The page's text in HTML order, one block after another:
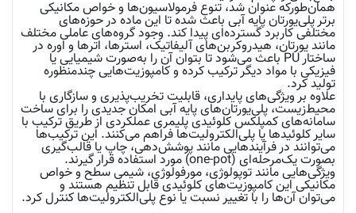
همان‌طورکه عنوان شد، تنوع فرمولاسیون‌ها و خواص مکانیکی
برتر پلی‌یورتان پایه آبی باعث شده تا این ماده در حوزه‌های
مختلفی کاربرد گسترده‌ای پیدا کند. وجود گروه‌های عاملی مختلف
مانند یورتان، هیدروکربن‌های آلیفاتیک، استرها، اترها و اوره در
ساختار PU باعث می‌شود تا بتوان آن را به‌صورت شیمیایی یا
فیزیکی با مواد دیگر ترکیب کرده و کامپوزیت‌هایی چندمنظوره
تولید کرد.
علاوه بر ویژگی‌های پایداری، قابلیت تخریب‌پذیری و سازگاری با
محیط‌زیست، پلی‌یورتان‌های پایه آبی امکان جدیدی را برای ساخت
سامانه‌های کمپلکس کلوئیدی پلیمری عملکردی از طریق ترکیب با
سایر کلوئیدها یا پلی‌الکترولیت‌ها فراهم می‌کنند. این ترکیب‌ها
می‌توانند در فرآیندهایی مانند پوشش‌دهی، چاپ یا قالب‌گیری
بصورت یک‌مرحله‌ای (one-pot) مورد استفاده قرار گیرند.
ویژگی‌هایی مانند توپولوژی، مورفولوژی، شیمی سطح و خواص
مکانیکی این کامپوزیت‌های کلوئیدی قابل تنظیم هستند و
می‌توان آن‌ها را با تغییر نسبت یا نوع پلی‌الکترولیت‌ها کنترل کرد.